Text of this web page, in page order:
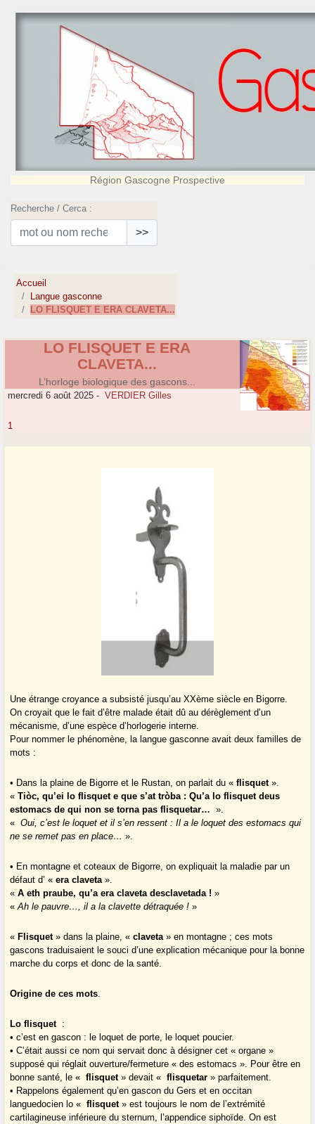
Région Gascogne Prospective
Recherche / Cerca :
>>
Accueil
Langue gasconne
LO FLISQUET E ERA CLAVETA...
LO FLISQUET E ERA
CLAVETA...
L’horloge biologique des gascons...
mercredi 6 août 2025 - VERDIER Gilles
1
Une étrange croyance a subsisté jusqu’au XXème siècle en Bigorre.
On croyait que le fait d’être malade était dû au dérèglement d’un
mécanisme, d’une espèce d’horlogerie interne.
Pour nommer le phénomène, la langue gasconne avait deux familles de
mots :
• Dans la plaine de Bigorre et le Rustan, on parlait du «flisquet».
«Tiòc, qu’ei lo flisquet e que s’at tròba : Qu’a lo flisquet deus
estomacs de qui non se torna pas flisquetar… ».
« Oui, c’est le loquet et il s’en ressent : Il a le loquet des estomacs qui
ne se remet pas en place… ».
• En montagne et coteaux de Bigorre, on expliquait la maladie par un
défaut d’ «era claveta».
«A eth praube, qu’a era claveta desclavetada ! »
«Ah le pauvre…, il a la clavette détraquée ! »
« Flisquet» dans la plaine, «claveta» en montagne ; ces mots
gascons traduisaient le souci d’une explication mécanique pour la bonne
marche du corps et donc de la santé.
Origine de ces mots.
Lo flisquet :
• c’est en gascon : le loquet de porte, le loquet poucier.
• C’était aussi ce nom qui servait donc à désigner cet « organe »
supposé qui réglait ouverture/fermeture « des estomacs ». Pour être en
bonne santé, le « flisquet» devait « flisquetar » parfaitement.
• Rappelons également qu’en gascon du Gers et en occitan
languedocien lo « flisquet» est toujours le nom de l’extrémité
cartilagineuse inférieure du sternum, l’appendice siphoïde. On est